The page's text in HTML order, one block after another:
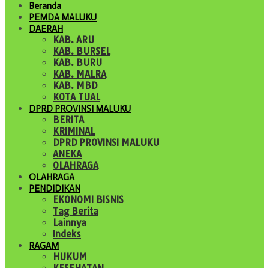
Beranda
PEMDA MALUKU
DAERAH
KAB. ARU
KAB. BURSEL
KAB. BURU
KAB. MALRA
KAB. MBD
KOTA TUAL
DPRD PROVINSI MALUKU
BERITA
KRIMINAL
DPRD PROVINSI MALUKU
ANEKA
OLAHRAGA
OLAHRAGA
PENDIDIKAN
EKONOMI BISNIS
Tag Berita
Lainnya
Indeks
RAGAM
HUKUM